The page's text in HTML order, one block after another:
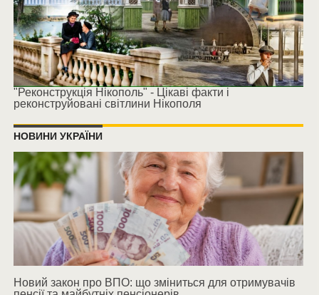
"Реконструкція Нікополь" - Цікаві факти і
реконструйовані світлини Нікополя
НОВИНИ УКРАЇНИ
Новий закон про ВПО: що зміниться для отримувачів